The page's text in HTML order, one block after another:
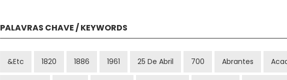
PALAVRAS CHAVE / KEYWORDS
&etc 1820 1886 1961 25 De Abril 700 Abrantes